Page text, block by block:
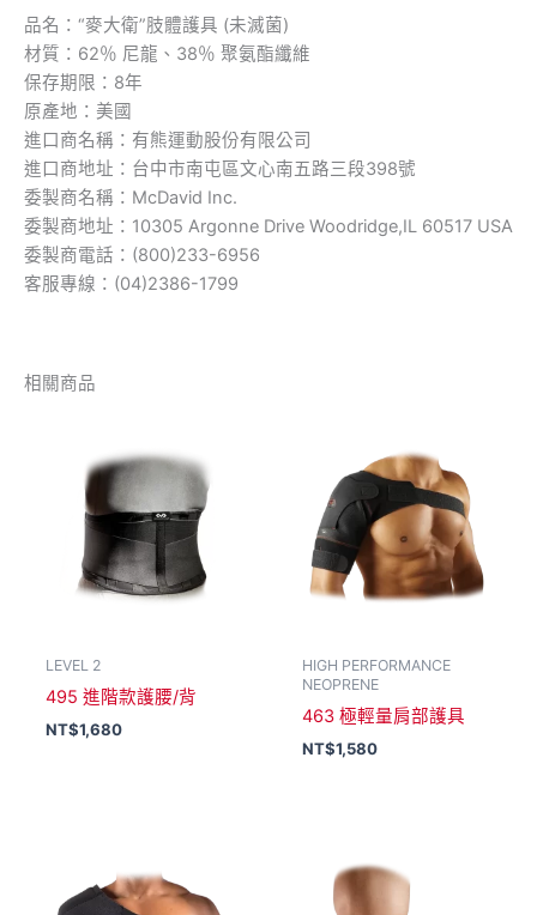
品名：“麥大衛”肢體護具 (未滅菌)
材質：62％ 尼龍、38％ 聚氨酯纖維
保存期限：8年
原產地：美國
進口商名稱：有熊運動股份有限公司
進口商地址：台中市南屯區文心南五路三段398號
委製商名稱：McDavid Inc.
委製商地址：10305 Argonne Drive Woodridge,IL 60517 USA
委製商電話：(800)233-6956
客服專線：(04)2386-1799
相關商品
LEVEL 2
495 進階款護腰/背
NT$1,680
HIGH PERFORMANCE
NEOPRENE
463 極輕量肩部護具
NT$1,580